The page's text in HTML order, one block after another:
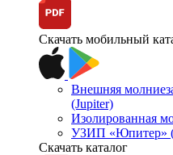
Скачать мобильный
Внешняя
(Jupiter)
Изолированная
УЗИП «Юпитер»
Скачать каталог